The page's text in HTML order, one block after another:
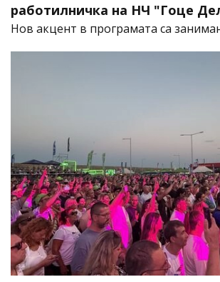
работилничка на НЧ "Гоце
Нов акцент в програмата са